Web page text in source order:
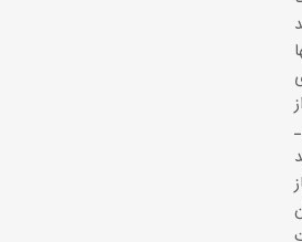
در 1192/1778، باز